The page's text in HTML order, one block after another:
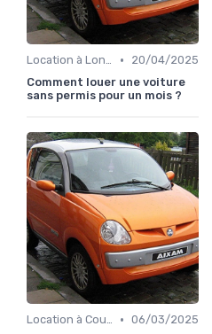
Location à Long Terme •
20/04/2025
Comment louer une voiture
sans permis pour un mois ?
Location à Court Terme • 06/03/2025